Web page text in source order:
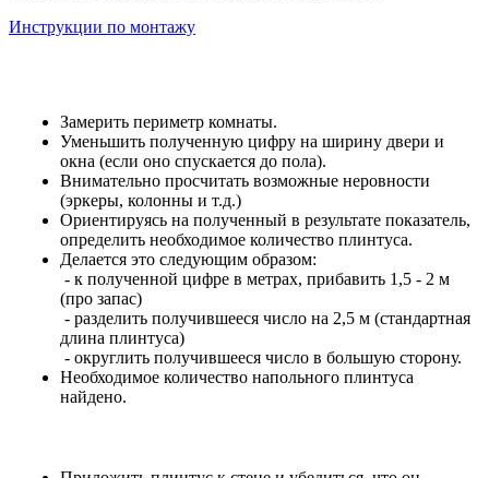
Инструкции по монтажу
Замерить периметр комнаты.
Уменьшить полученную цифру на ширину двери и
окна (если оно спускается до пола).
Внимательно просчитать возможные неровности
(эркеры, колонны и т.д.)
Ориентируясь на полученный в результате показатель,
определить необходимое количество плинтуса.
Делается это следующим образом:
- к полученной цифре в метрах, прибавить 1,5 - 2 м
(про запас)
- разделить получившееся число на 2,5 м (стандартная
длина плинтуса)
- округлить получившееся число в большую сторону.
Необходимое количество напольного плинтуса
найдено.